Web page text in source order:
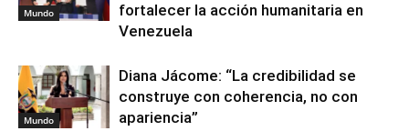
Mundo
fortalecer la acción humanitaria en
Venezuela
Mundo
Diana Jácome: “La credibilidad se
construye con coherencia, no con
apariencia”